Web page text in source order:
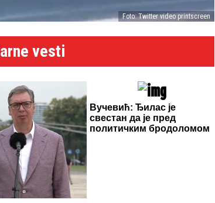
Foto: Twitter video printscreen
vesti
Вучевић: Ђилас је
свестан да је пред
политичким бродоломом